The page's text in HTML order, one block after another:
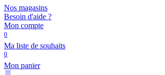
Nos magasins
Besoin d'aide ?
Mon compte
0
Ma liste de souhaits
0
Mon panier